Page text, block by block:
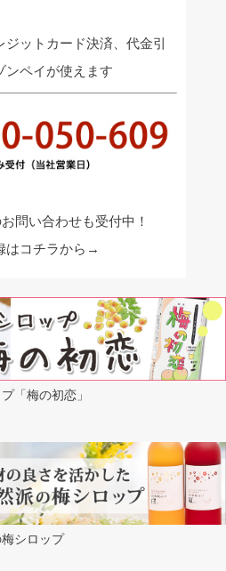
ットカード決済、代金引
ンペイが使えます
問い合わせも受付中！
はコチラから→
「梅の初恋」
シロップ